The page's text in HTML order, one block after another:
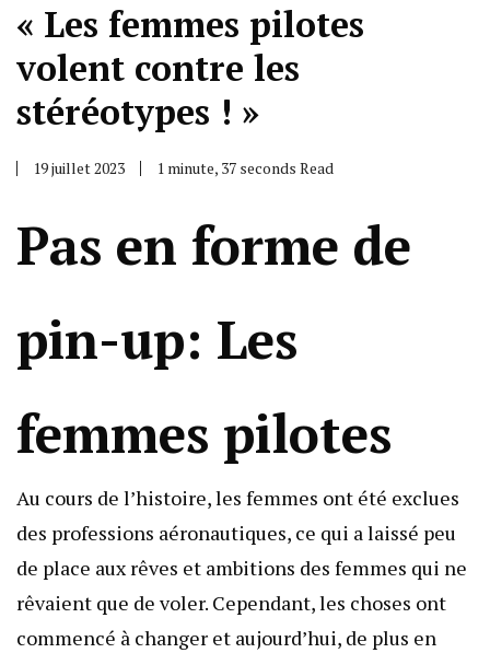
« Les femmes pilotes
volent contre les
stéréotypes ! »
19 juillet 2023 1 minute, 37 seconds Read
Pas en forme de
pin-up: Les
femmes pilotes
Au cours de l’histoire, les femmes ont été exclues
des professions aéronautiques, ce qui a laissé peu
de place aux rêves et ambitions des femmes qui ne
rêvaient que de voler. Cependant, les choses ont
commencé à changer et aujourd’hui, de plus en